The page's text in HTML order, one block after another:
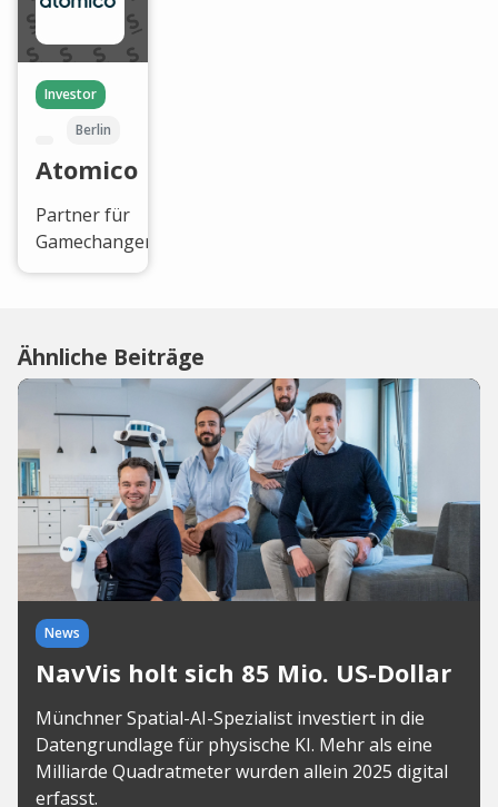
Investor
Berlin
Atomico
Partner für
Gamechanger.
Ähnliche Beiträge
News
NavVis holt sich 85 Mio. US-Dollar
Münchner Spatial-AI-Spezialist investiert in die
Datengrundlage für physische KI. Mehr als eine
Milliarde Quadratmeter wurden allein 2025 digital
erfasst.